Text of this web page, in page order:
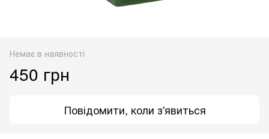
Немає в наявності
450 грн
Повідомити, коли з'явиться